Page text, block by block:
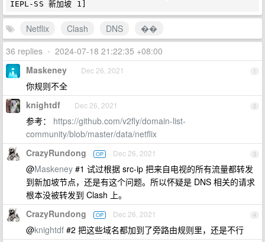
Netflix Clash DNS
��
36 replies • 2024-07-18 21:22:35 +08:00
1
Maskeney Dec 26, 2021
你规则不全
2
knightdf Dec 26, 2021
参考： https://github.com/v2fly/domain-list-
community/blob/master/data/netflix
3
CrazyRundong OP Dec 26, 2021
@Maskeney #1 试过根据 src-ip 把来自电视的所有流量都转发
到新加坡节点，还是有这个问题。所以怀疑是 DNS 相关的请求
根本没被转发到 Clash 上。
4
CrazyRundong OP Dec 26, 2021
@knightdf #2 把这些域名都加到了旁路由规则里，还是不行